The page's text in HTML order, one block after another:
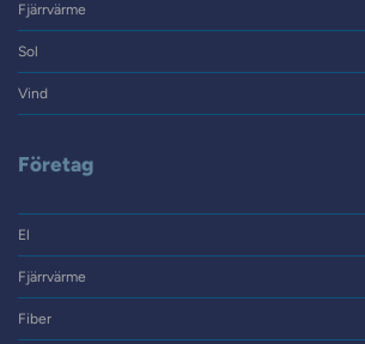
Fjärrvärme
Sol
Vind
Företag
El
Fjärrvärme
Fiber